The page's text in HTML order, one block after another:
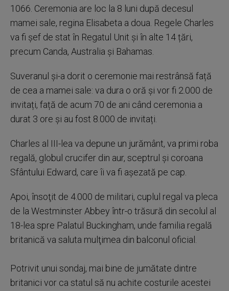
1066. Ceremonia are loc la 8 luni după decesul
mamei sale, regina Elisabeta a doua. Regele Charles
va fi șef de stat în Regatul Unit și în alte 14 țări,
precum Canda, Australia și Bahamas.
Suveranul și-a dorit o ceremonie mai restrânsă față
de cea a mamei sale: va dura o oră și vor fi 2.000 de
invitați, față de acum 70 de ani când ceremonia a
durat 3 ore și au fost 8.000 de invitați.
Charles al III-lea va depune un jurământ, va primi roba
regală, globul crucifer din aur, sceptrul şi coroana
Sfântului Edward, care îi va fi aşezată pe cap.
Apoi, însoţit de 4.000 de militari, cuplul regal va pleca
de la Westminster Abbey într-o trăsură din secolul al
18-lea spre Palatul Buckingham, unde familia regală
britanică va saluta mulţimea din balconul oficial.
Potrivit unui sondaj, mai bine de jumătate dintre
britanici vor ca statul să nu achite costurile acestei